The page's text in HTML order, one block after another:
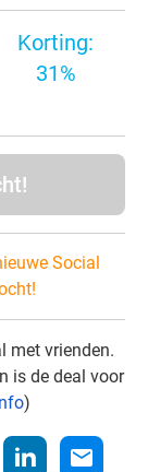
Korting:
31%
Social
met vrienden.
is de deal voor
)
linkedin mail